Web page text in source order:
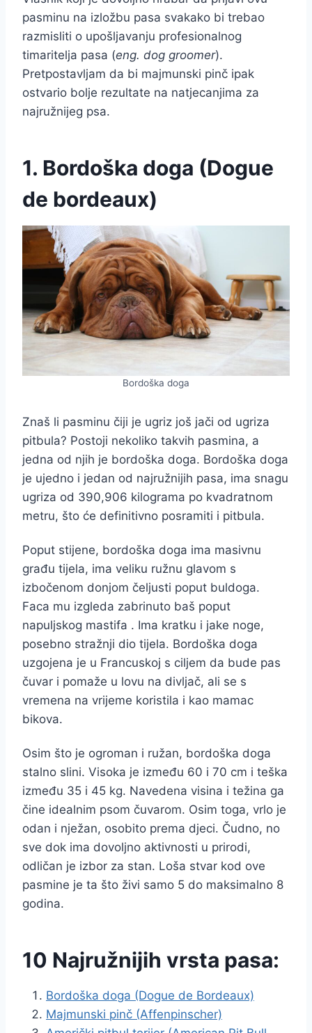
pasminu na izložbu pasa svakako bi trebao
razmisliti o upošljavanju profesionalnog
timaritelja pasa (eng. dog groomer).
Pretpostavljam da bi majmunski pinč ipak
ostvario bolje rezultate na natjecanjima za
najružnijeg psa.
1. Bordoška doga (Dogue
de bordeaux)
Bordoška doga
Znaš li pasminu čiji je ugriz još jači od ugriza
pitbula? Postoji nekoliko takvih pasmina, a
jedna od njih je bordoška doga. Bordoška doga
je ujedno i jedan od najružnijih pasa, ima snagu
ugriza od 390,906 kilograma po kvadratnom
metru, što će definitivno posramiti i pitbula.
Poput stijene, bordoška doga ima masivnu
građu tijela, ima veliku ružnu glavom s
izbočenom donjom čeljusti poput buldoga.
Faca mu izgleda zabrinuto baš poput
napuljskog mastifa . Ima kratku i jake noge,
posebno stražnji dio tijela. Bordoška doga
uzgojena je u Francuskoj s ciljem da bude pas
čuvar i pomaže u lovu na divljač, ali se s
vremena na vrijeme koristila i kao mamac
bikova.
Osim što je ogroman i ružan, bordoška doga
stalno slini. Visoka je između 60 i 70 cm i teška
između 35 i 45 kg. Navedena visina i težina ga
čine idealnim psom čuvarom. Osim toga, vrlo je
odan i nježan, osobito prema djeci. Čudno, no
sve dok ima dovoljno aktivnosti u prirodi,
odličan je izbor za stan. Loša stvar kod ove
pasmine je ta što živi samo 5 do maksimalno 8
godina.
10 Najružnijih vrsta pasa:
Bordoška doga (Dogue de Bordeaux)
Majmunski pinč (Affenpinscher)